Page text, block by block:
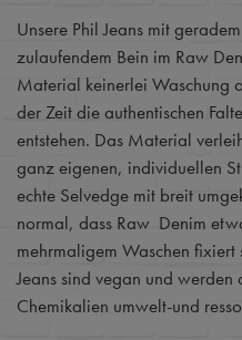
Unsere Phil Jeans mit
zulaufendem Bein im Raw
Material keinerlei Waschung
der Zeit die authentischen
entstehen. Das Material
ganz eigenen, individuellen
echte Selvedge mit breit
normal, dass Raw Denim
mehrmaligem Waschen
Jeans sind vegan und
Chemikalien umwelt-und